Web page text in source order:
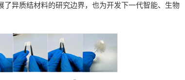
异质结材料的研究边界，也为开发下一代智能、生物